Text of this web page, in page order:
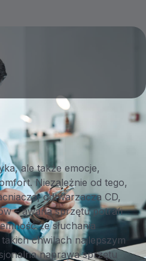
ale także emocje,
Niezależnie od tego,
odtwarzacza CD,
– awaria sprzętu potrafi
ze słuchania
chwilach najlepszym
naprawa sprzętu